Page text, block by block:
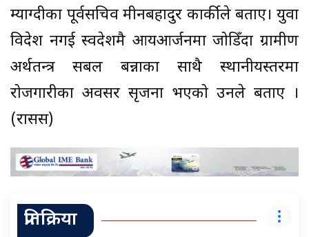
म्याग्दीका पूर्वसचिव मीनबहादुर कार्कीले बताए। युवा
विदेश नगई स्वदेशमै आयआर्जनमा जोडिँदा ग्रामीण
अर्थतन्त्र सबल बन्नाका साथै स्थानीयस्तरमा
रोजगारीका अवसर सृजना भएको उनले बताए ।
(रासस)
प्रतिक्रिया